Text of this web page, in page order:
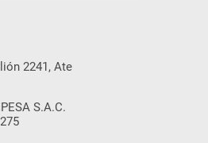
2241, Ate
S.A.C.